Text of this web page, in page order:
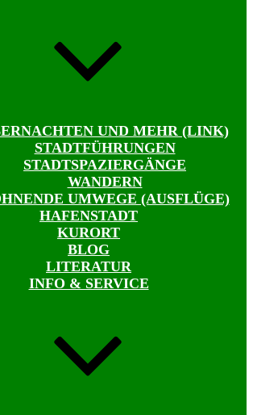
UND MEHR (LINK)
STADTFÜHRUNGEN
STADTSPAZIERGÄNGE
WANDERN
UMWEGE (AUSFLÜGE)
HAFENSTADT
KURORT
BLOG
LITERATUR
INFO & SERVICE